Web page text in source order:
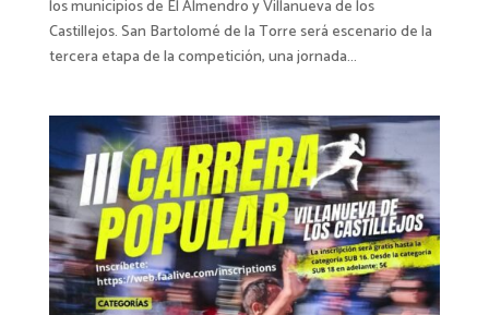
los municipios de El Almendro y Villanueva de los
Castillejos. San Bartolomé de la Torre será escenario de la
tercera etapa de la competición, una jornada...